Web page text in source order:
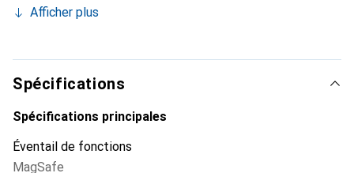
accessoire chic et essentiel pour votre smartphone.
qualité, la marque Noreve est un choix sûr pour une
clientèle exigeante.
Afficher plus
Spécifications
Spécifications principales
Éventail de fonctions
MagSafe